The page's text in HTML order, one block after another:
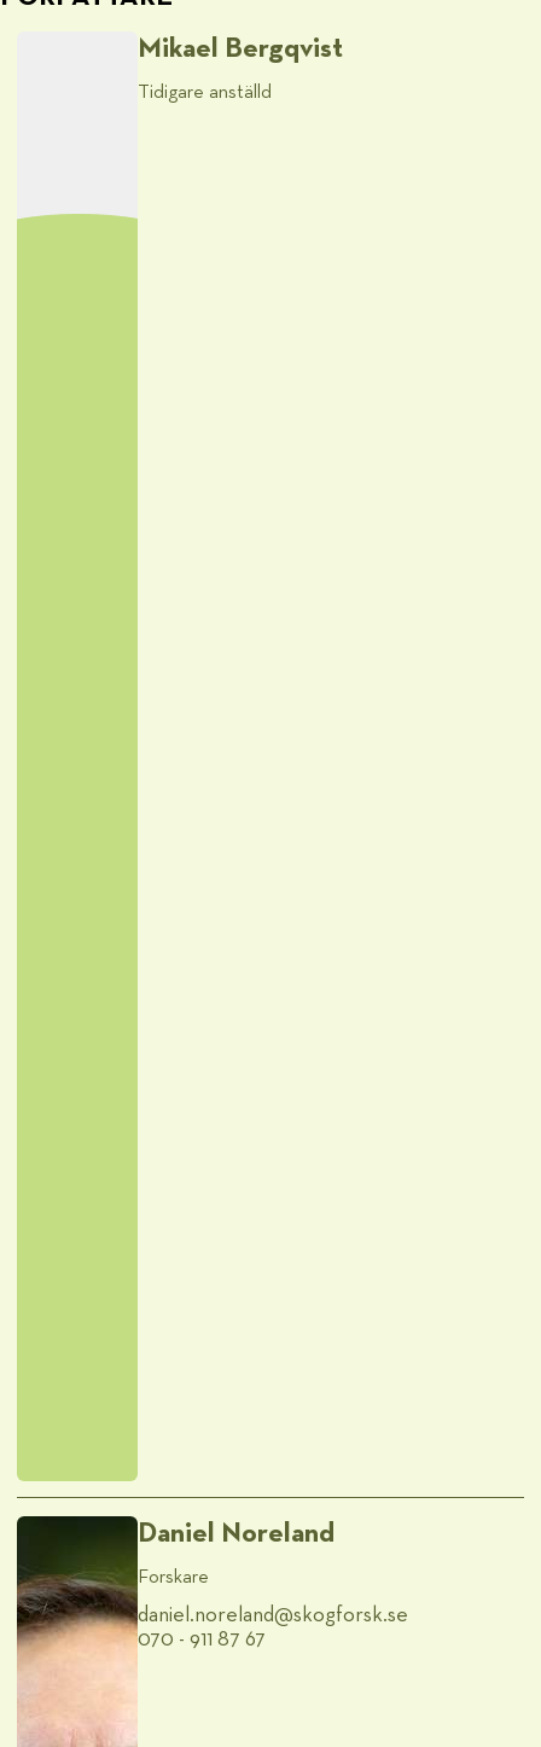
Mikael Bergqvist
Tidigare anställd
Daniel Noreland
Forskare
daniel.noreland@​skogforsk.se
070 - 911 87 67